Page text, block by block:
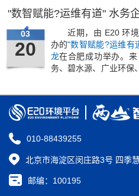
"数智赋能?运维有道" 水务
03
20
近期，由 E20 环
办的"数智赋能?运维有
龙在合肥成功举办。
务、碧水源、广业环保
010-88439255
北京市海淀区闵庄路3号 四季
邮编：100195